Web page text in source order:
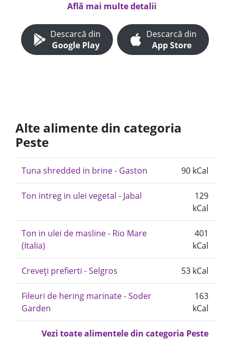
Află mai multe detalii
Descarcă din
Google Play
Descarcă din
App Store
Alte alimente din categoria
Peste
Tuna shredded in brine - Gaston 90 kCal
Ton intreg in ulei vegetal - Jabal
129
kCal
Ton in ulei de masline - Rio Mare
(Italia)
401
kCal
Creveți prefierti - Selgros 53 kCal
Fileuri de hering marinate - Soder
Garden
163
kCal
Vezi toate alimentele din categoria Peste